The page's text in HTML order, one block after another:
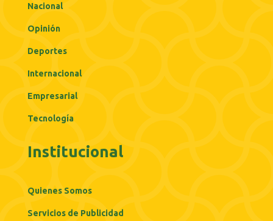
Nacional
Opinión
Deportes
Internacional
Empresarial
Tecnología
Institucional
Quienes Somos
Servicios de Publicidad